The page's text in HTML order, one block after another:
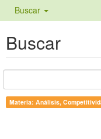
Buscar
Buscar
Materia: Análisis,